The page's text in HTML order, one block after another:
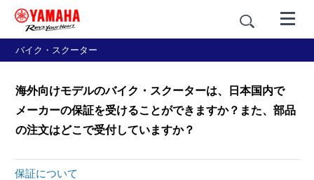
バイク・スクーター
海外向けモデルのバイク・スクーターは、日本国内で
メーカーの保証を受けることができますか？また、部品
の注文はどこで受付していますか？
保証について